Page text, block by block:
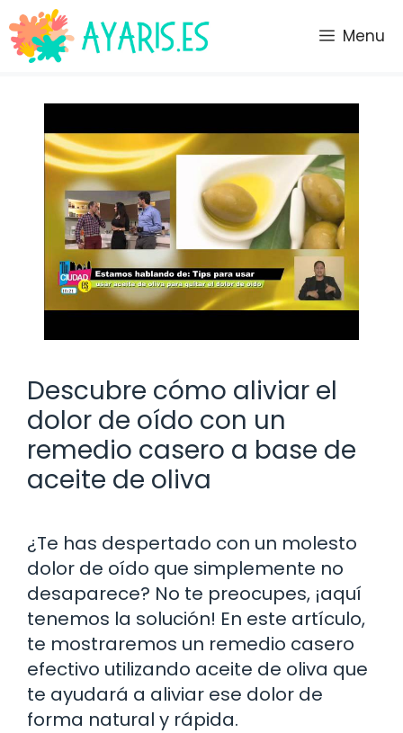
Saltar
al
contenido
Menu
Descubre cómo aliviar el
dolor de oído con un
remedio casero a base de
aceite de oliva
¿Te has despertado con un molesto
dolor de oído que simplemente no
desaparece? No te preocupes, ¡aquí
tenemos la solución! En este artículo,
te mostraremos un remedio casero
efectivo utilizando aceite de oliva que
te ayudará a aliviar ese dolor de
forma natural y rápida.